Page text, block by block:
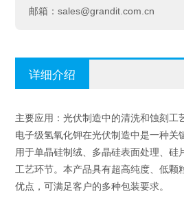
邮箱：sales@grandit.com.cn
详细介绍
主要应用：光伏制造中的清洗和蚀刻工
电子级氢氧化钾在光伏制造中是一种关
用于单晶硅制绒、多晶硅表面处理、硅
工艺环节。本产品具有超高纯度、低颗
优点，可满足客户的多种包装要求。